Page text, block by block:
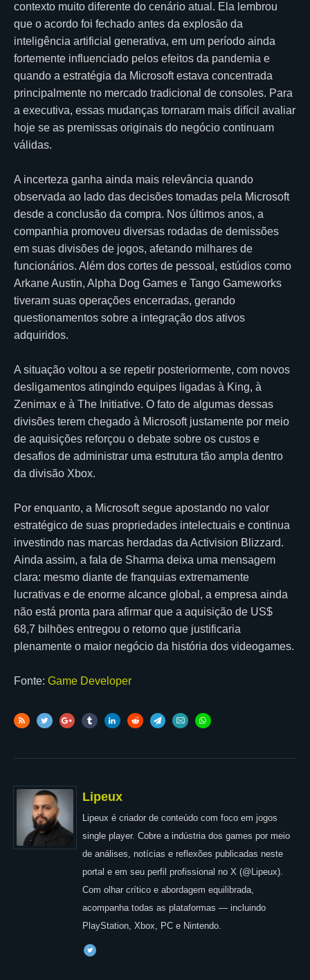
contexto muito diferente do cenário atual. Ela lembrou
que o acordo foi fechado antes da explosão da
inteligência artificial generativa, em um período ainda
fortemente influenciado pelos efeitos da pandemia e
quando a estratégia da Microsoft estava concentrada
principalmente no mercado tradicional de consoles. Para
a executiva, essas mudanças tornaram mais difícil avaliar
hoje se as premissas originais do negócio continuam
válidas.
A incerteza ganha ainda mais relevância quando
observada ao lado das decisões tomadas pela Microsoft
desde a conclusão da compra. Nos últimos anos, a
companhia promoveu diversas rodadas de demissões
em suas divisões de jogos, afetando milhares de
funcionários. Além dos cortes de pessoal, estúdios como
Arkane Austin, Alpha Dog Games e Tango Gameworks
tiveram suas operações encerradas, gerando
questionamentos sobre a integração dos ativos
adquiridos.
A situação voltou a se repetir posteriormente, com novos
desligamentos atingindo equipes ligadas à King, à
Zenimax e à The Initiative. O fato de algumas dessas
divisões terem chegado à Microsoft justamente por meio
de aquisições reforçou o debate sobre os custos e
desafios de administrar uma estrutura tão ampla dentro
da divisão Xbox.
Por enquanto, a Microsoft segue apostando no valor
estratégico de suas propriedades intelectuais e continua
investindo nas marcas herdadas da Activision Blizzard.
Ainda assim, a fala de Sharma deixa uma mensagem
clara: mesmo diante de franquias extremamente
lucrativas e de enorme alcance global, a empresa ainda
não está pronta para afirmar que a aquisição de US$
68,7 bilhões entregou o retorno que justificaria
plenamente o maior negócio da história dos videogames.
Fonte: Game Developer
Lipeux
Lipeux é criador de conteúdo com foco em jogos
single player. Cobre a indústria dos games por meio
de análises, notícias e reflexões publicadas neste
portal e em seu perfil profissional no X (@Lipeux).
Com olhar crítico e abordagem equilibrada,
acompanha todas as plataformas — incluindo
PlayStation, Xbox, PC e Nintendo.